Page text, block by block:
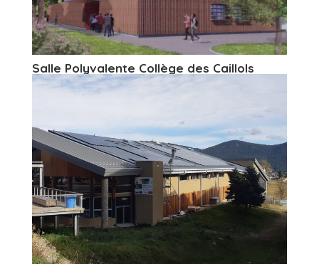
Salle Polyvalente Collège des Caillols